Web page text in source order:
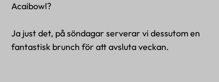
Acaibowl?
Ja just det, på söndagar serverar vi dessutom en
fantastisk brunch för att avsluta veckan.